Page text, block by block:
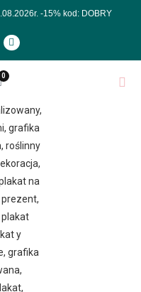
-15% kod: DOBRY
0